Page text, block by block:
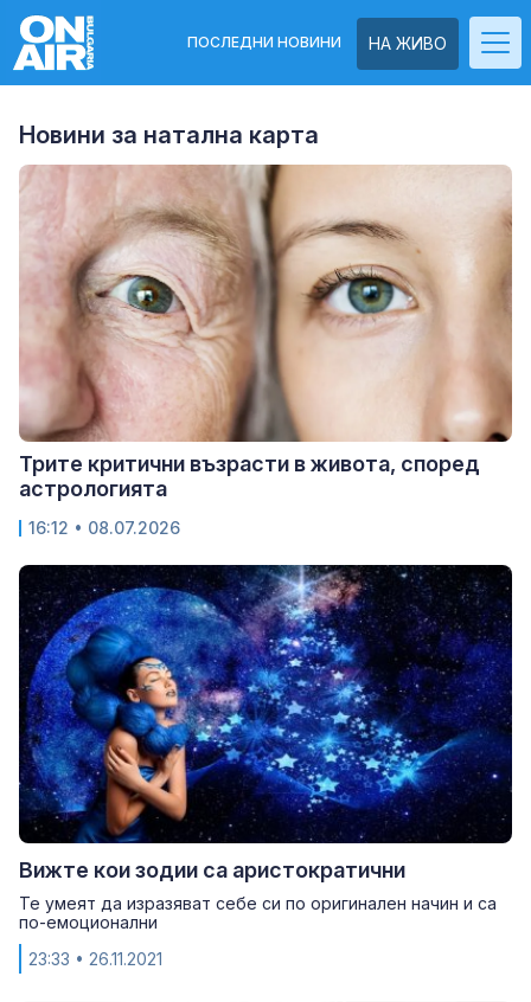
НА ЖИВО
ПОСЛЕДНИ НОВИНИ
Новини за натална карта
Трите критични възрасти в живота, според
астрологията
16:12 • 08.07.2026
Вижте кои зодии са аристократични
Те умеят да изразяват себе си по оригинален начин и са
по-емоционални
23:33 • 26.11.2021